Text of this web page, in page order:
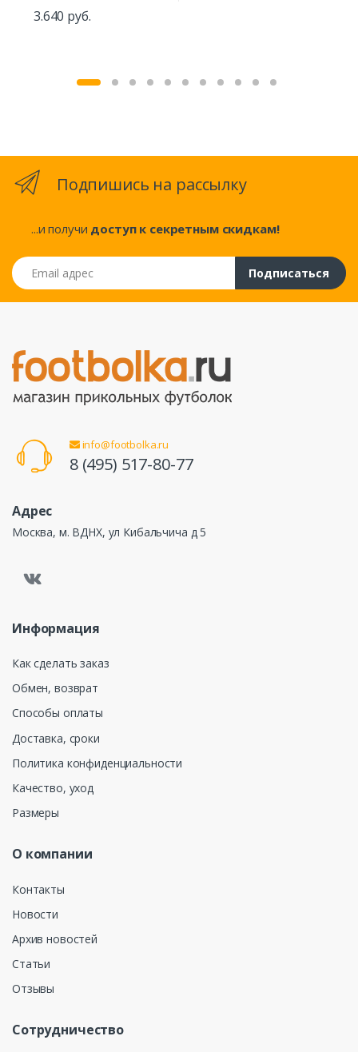
3.640 руб.
Подпишись на рассылку
...и получи доступ к секретным скидкам!
Email адрес
Подписаться
info@footbolka.ru
8 (495) 517-80-77
Адрес
Москва, м. ВДНХ, ул Кибальчича д 5
Информация
Как сделать заказ
Обмен, возврат
Способы оплаты
Доставка, сроки
Политика конфиденциальности
Качество, уход
Размеры
О компании
Контакты
Новости
Архив новостей
Статьи
Отзывы
Сотрудничество